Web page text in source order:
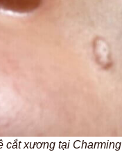
cắt xương tại Charming